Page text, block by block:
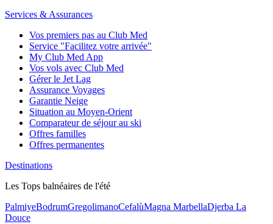
Services & Assurances
Vos premiers pas au Club Med
Service "Facilitez votre arrivée"
My Club Med App
Vos vols avec Club Med
Gérer le Jet Lag
Assurance Voyages
Garantie Neige
Situation au Moyen-Orient
Comparateur de séjour au ski
Offres familles
Offres permanentes
Destinations
Les Tops balnéaires de l'été
PalmiyeBodrumGregolimanoCefalùMagna MarbellaDjerba La
Douce